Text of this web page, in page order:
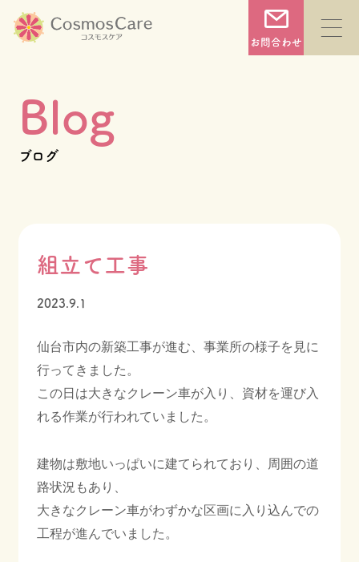
お問合わせ
サービス一覧
施設一覧
会社情報
採用情報
Blog
ブログ
組立て工事
2023.9.1
仙台市内の新築工事が進む、事業所の様子を見に
行ってきました。
この日は大きなクレーン車が入り、資材を運び入
れる作業が行われていました。
建物は敷地いっぱいに建てられており、周囲の道
路状況もあり、
大きなクレーン車がわずかな区画に入り込んでの
工程が進んでいました。